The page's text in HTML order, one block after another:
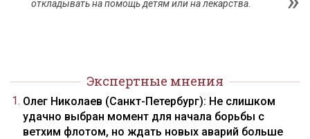
откладывать на помощь детям или на лекарства.
Экспертные мнения
Олег Николаев (Санкт-Петербург): Не слишком
удачно выбран момент для начала борьбы с
ветхим флотом, но ждать новых аварий больше